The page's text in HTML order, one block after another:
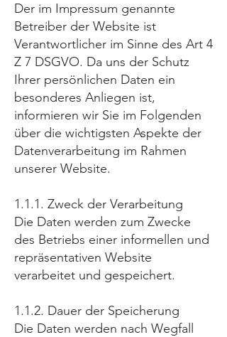
Der im Impressum genannte
Betreiber der Website ist
Verantwortlicher im Sinne des Art 4
Z 7 DSGVO. Da uns der Schutz
Ihrer persönlichen Daten ein
besonderes Anliegen ist,
informieren wir Sie im Folgenden
über die wichtigsten Aspekte der
Datenverarbeitung im Rahmen
unserer Website.
1.1.1. Zweck der Verarbeitung
Die Daten werden zum Zwecke
des Betriebs einer informellen und
repräsentativen Website
verarbeitet und gespeichert.
1.1.2. Dauer der Speicherung
Die Daten werden nach Wegfall